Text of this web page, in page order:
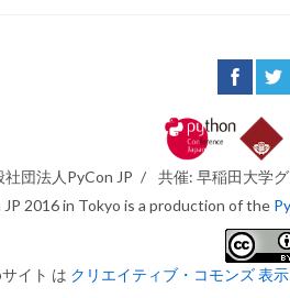
社団法人PyCon JP /
共催: 早稲田大学
JP 2016 in Tokyo is a production of the
イト は クリエイティブ・コモンズ 表